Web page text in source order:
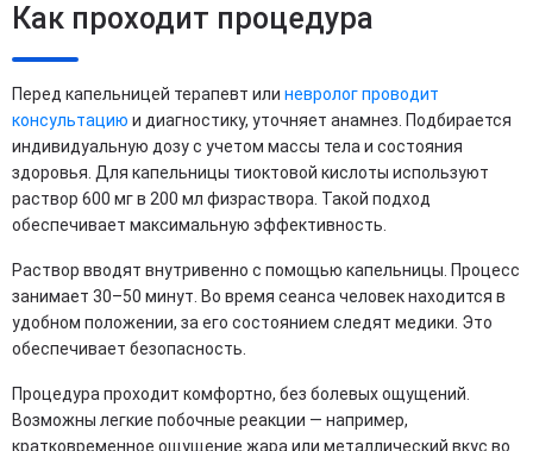
Как проходит процедура
Перед капельницей терапевт или невролог проводит
консультацию и диагностику, уточняет анамнез. Подбирается
индивидуальную дозу с учетом массы тела и состояния
здоровья. Для капельницы тиоктовой кислоты используют
раствор 600 мг в 200 мл физраствора. Такой подход
обеспечивает максимальную эффективность.
Раствор вводят внутривенно с помощью капельницы. Процесс
занимает 30–50 минут. Во время сеанса человек находится в
удобном положении, за его состоянием следят медики. Это
обеспечивает безопасность.
Процедура проходит комфортно, без болевых ощущений.
Возможны легкие побочные реакции — например,
кратковременное ощущение жара или металлический вкус во